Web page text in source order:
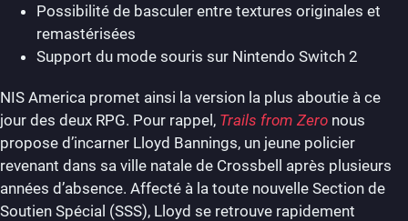
Possibilité de basculer entre textures originales et
remastérisées
Support du mode souris sur Nintendo Switch 2
NIS America promet ainsi la version la plus aboutie à ce
jour des deux RPG. Pour rappel, Trails from Zero nous
propose d’incarner Lloyd Bannings, un jeune policier
revenant dans sa ville natale de Crossbell après plusieurs
années d’absence. Affecté à la toute nouvelle Section de
Soutien Spécial (SSS), Lloyd se retrouve rapidement